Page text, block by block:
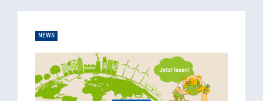
NEWS